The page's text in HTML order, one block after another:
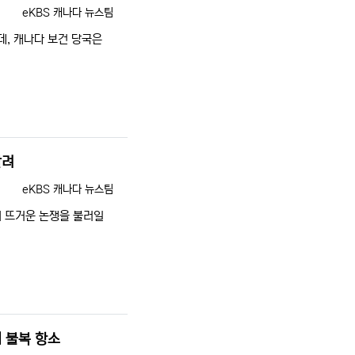
등록자
eKBS 캐나다 뉴스팀
, 캐나다 보건 당국은
등록자
eKBS 캐나다 뉴스팀
거운 논쟁을 불러일
불복 항소